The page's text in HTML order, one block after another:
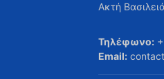
Ακτή
Τηλέφωνο:
Email: